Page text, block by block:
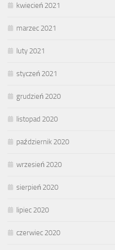
kwiecień 2021
marzec 2021
luty 2021
styczeń 2021
grudzień 2020
listopad 2020
październik 2020
wrzesień 2020
sierpień 2020
lipiec 2020
czerwiec 2020